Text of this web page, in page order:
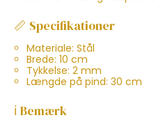
📏 Specifikationer
Materiale: Stål
Brede: 10 cm
Tykkelse: 2 mm
Længde på pind: 30 cm
ℹ️ Bemærk